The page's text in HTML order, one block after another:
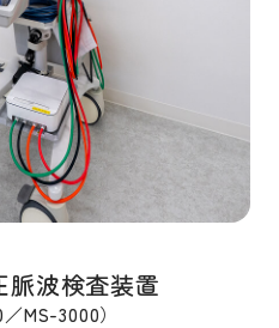
脈波検査装置
／MS-3000）